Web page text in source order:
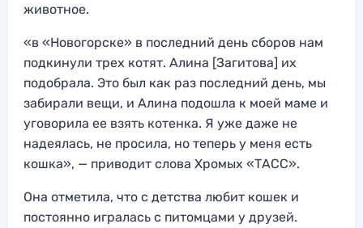
животное.
«в «Новогорске» в последний день сборов нам
подкинули трех котят. Алина [Загитова] их
подобрала. Это был как раз последний день, мы
забирали вещи, и Алина подошла к моей маме и
уговорила ее взять котенка. Я уже даже не
надеялась, не просила, но теперь у меня есть
кошка», — приводит слова Хромых «ТАСС».
Она отметила, что с детства любит кошек и
постоянно игралась с питомцами у друзей.